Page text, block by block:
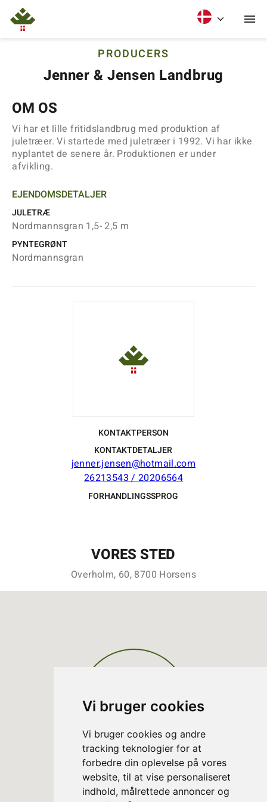
Vi bruger cookies
Vi bruger cookies og andre
tracking teknologier for at
forbedre din oplevelse på vores
website, til at vise personaliseret
indhold, målrettede annoncer og
PRODUCERS
Jenner & Jensen Landbrug
OM OS
Vi har et lille fritidslandbrug med produktion af
juletræer. Vi startede med juletræer i 1992. Vi har ikke
nyplantet de senere år. Produktionen er under
afvikling.
EJENDOMSDETALJER
JULETRÆ
Nordmannsgran 1,5- 2,5 m
PYNTEGRØNT
Nordmannsgran
KONTAKTPERSON
KONTAKTDETALJER
jenner.jensen@hotmail.com
26213543 / 20206564
FORHANDLINGSSPROG
VORES STED
Overholm, 60, 8700 Horsens